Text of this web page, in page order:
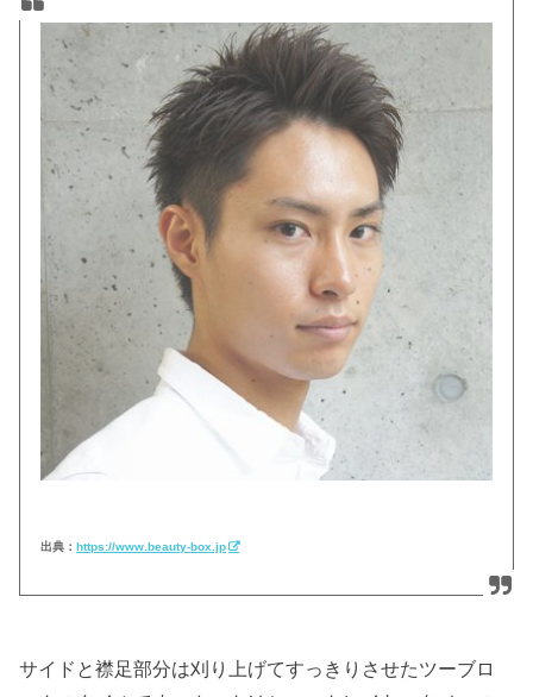
出典：https://www.beauty-box.jp
サイドと襟足部分は刈り上げてすっきりさせたツーブロ